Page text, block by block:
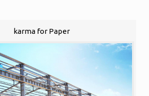
karma for Paper